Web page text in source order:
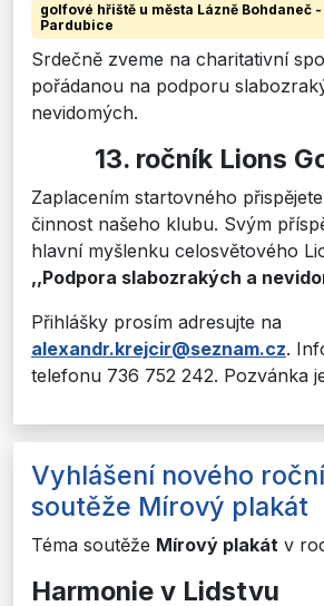
golfové hřiště u města Lázně Bohdaneč
Pardubice
Srdečně zveme na charitativní
pořádanou na podporu
nevidomých.
13. ročník Lions
Zaplacením startovného
činnost našeho klubu. Svým
hlavní myšlenku celosvětového
,,Podpora slabozrakých a
Přihlášky prosím adresujte na
alexandr.krejcir@seznam.cz.
telefonu 736 752 242. Pozvánka
Vyhlášení nového
soutěže Mírový plakát
Téma soutěže Mírový plakát v
Harmonie v Lidstvu